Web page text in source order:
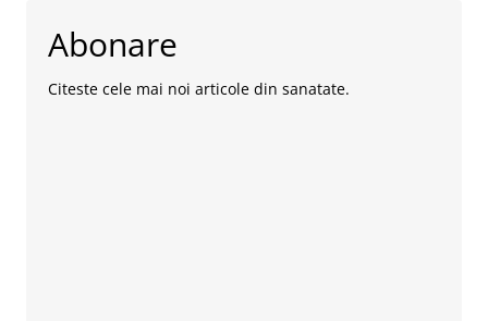
Abonare
Citeste cele mai noi articole din sanatate.